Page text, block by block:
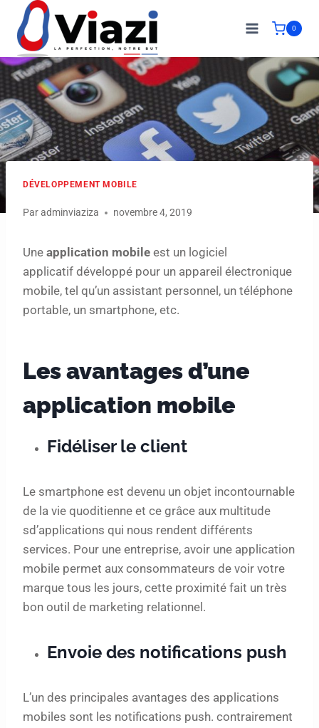
0
DÉVELOPPEMENT MOBILE
Paradminviaziza novembre 4, 2019
Une application mobile est un logiciel
applicatif développé pour un appareil électronique
mobile, tel qu’un assistant personnel, un téléphone
portable, un smartphone, etc.
Les avantages d’une
application mobile
Fidéliser le client
Le smartphone est devenu un objet incontournable
de la vie quoditienne et ce grâce aux multitude
sd’applications qui nous rendent différents
services. Pour une entreprise, avoir une application
mobile permet aux consommateurs de voir votre
marque tous les jours, cette proximité fait un très
bon outil de marketing relationnel.
Envoie des notifications push
L’un des principales avantages des applications
mobiles sont les notifications push. contrairement